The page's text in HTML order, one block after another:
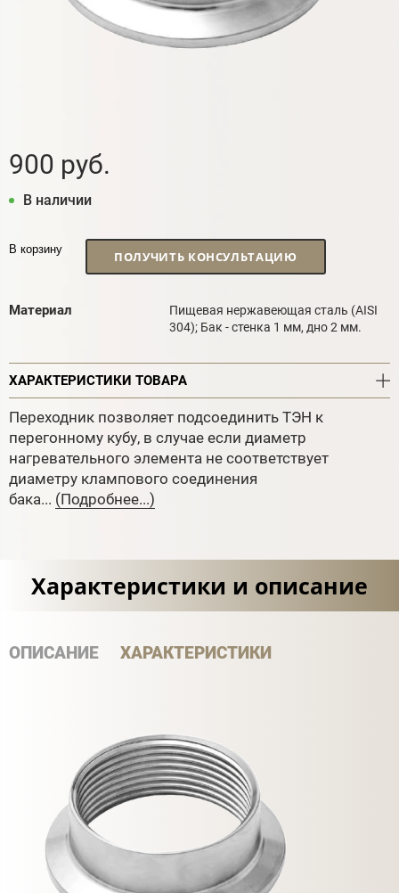
900 руб.
В наличии
В корзину ПОЛУЧИТЬ КОНСУЛЬТАЦИЮ
Материал
Пищевая нержавеющая сталь (AISI
304); Бак - стенка 1 мм, дно 2 мм.
ХАРАКТЕРИСТИКИ ТОВАРА
Переходник позволяет подсоединить ТЭН к
перегонному кубу, в случае если диаметр
нагревательного элемента не соответствует
диаметру клампового соединения
бака... (Подробнее...)
Характеристики и описание
ОПИСАНИЕ ХАРАКТЕРИСТИКИ